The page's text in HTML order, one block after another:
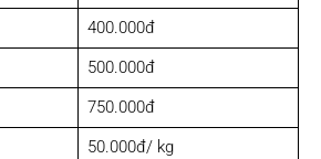
400.000đ
500.000đ
750.000đ
50.000đ/ kg